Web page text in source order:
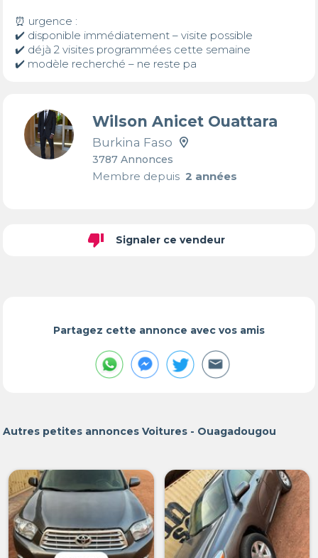
⏰ urgence :
✔️ disponible immédiatement – visite possible
✔️ déjà 2 visites programmées cette semaine
✔️ modèle recherché – ne reste pa
Wilson Anicet Ouattara
Burkina Faso
3787 Annonces
Membre depuis2 années
thumb_down Signaler ce vendeur
Partagez cette annonce avec vos amis
Autres petites annonces Voitures - Ouagadougou